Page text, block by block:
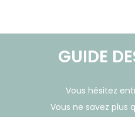
GUIDE
Vous hésitez
Vous ne savez plus